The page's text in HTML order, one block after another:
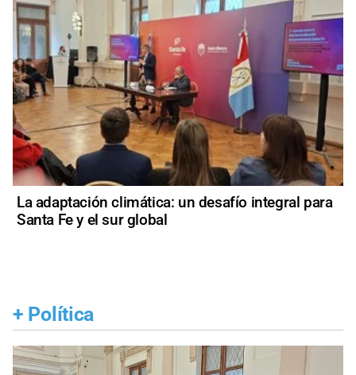
La adaptación climática: un desafío integral para
Santa Fe y el sur global
+ Política